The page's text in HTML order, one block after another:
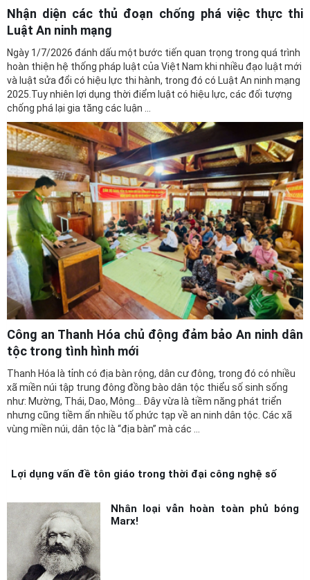
Nhận diện các thủ đoạn chống phá việc thực thi
Luật An ninh mạng
Ngày 1/7/2026 đánh dấu một bước tiến quan trọng trong quá trình
hoàn thiện hệ thống pháp luật của Việt Nam khi nhiều đạo luật mới
và luật sửa đổi có hiệu lực thi hành, trong đó có Luật An ninh mạng
2025.Tuy nhiên lợi dụng thời điểm luật có hiệu lực, các đối tượng
chống phá lại gia tăng các luận ...
Công an Thanh Hóa chủ động đảm bảo An ninh dân
tộc trong tình hình mới
Thanh Hóa là tỉnh có địa bàn rộng, dân cư đông, trong đó có nhiều
xã miền núi tập trung đông đồng bào dân tộc thiểu số sinh sống
như: Mường, Thái, Dao, Mông… Đây vừa là tiềm năng phát triển
nhưng cũng tiềm ẩn nhiều tố phức tạp về an ninh dân tộc. Các xã
vùng miền núi, dân tộc là “địa bàn” mà các ...
Lợi dụng vấn đề tôn giáo trong thời đại công nghệ số
Nhân loại vẫn hoàn toàn phủ bóng
Marx!